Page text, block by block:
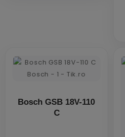
Bosch GSB 18V-110
C